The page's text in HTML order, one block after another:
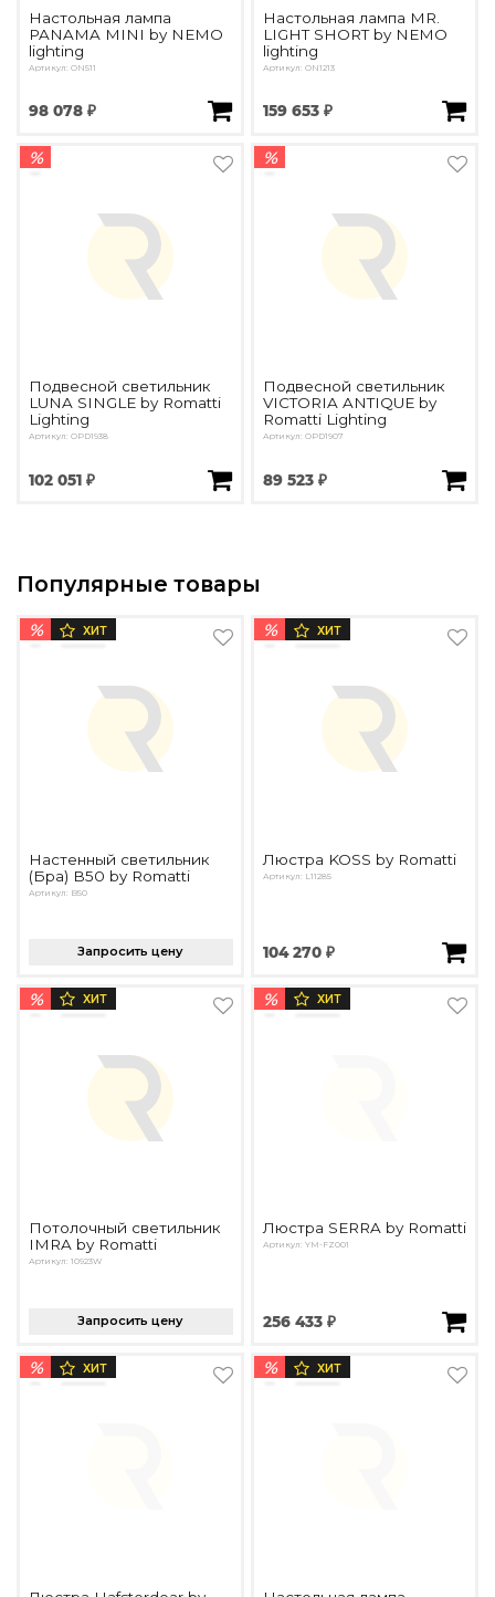
Настольная лампа
PANAMA MINI by NEMO
lighting
Артикул: ON511
98 078 ₽
Настольная лампа MR.
LIGHT SHORT by NEMO
lighting
Артикул: ON1213
159 653 ₽
%
Подвесной светильник
LUNA SINGLE by Romatti
Lighting
Артикул: OPD1938
102 051 ₽
%
Подвесной светильник
VICTORIA ANTIQUE by
Romatti Lighting
Артикул: OPD1907
89 523 ₽
Популярные товары
% ХИТ
Настенный светильник
(Бра) B50 by Romatti
Артикул: B50
Запросить цену
% ХИТ
Люстра KOSS by Romatti
Артикул: L11285
104 270 ₽
% ХИТ
Потолочный светильник
IMRA by Romatti
Артикул: 10923W
Запросить цену
% ХИТ
Люстра SERRA by Romatti
Артикул: YM-FZ001
256 433 ₽
% ХИТ % ХИТ